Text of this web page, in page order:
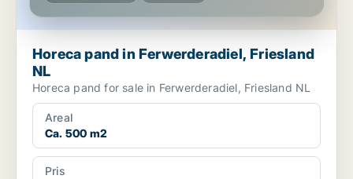
Horeca pand in Ferwerderadiel, Friesland
NL
Horeca pand for sale in Ferwerderadiel, Friesland NL
Areal
Ca. 500 m2
Pris